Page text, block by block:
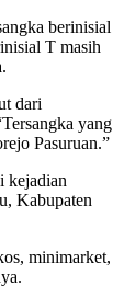
berinisial
T masih
dari
yang
Pasuruan.”
kejadian
Kabupaten
minimarket,